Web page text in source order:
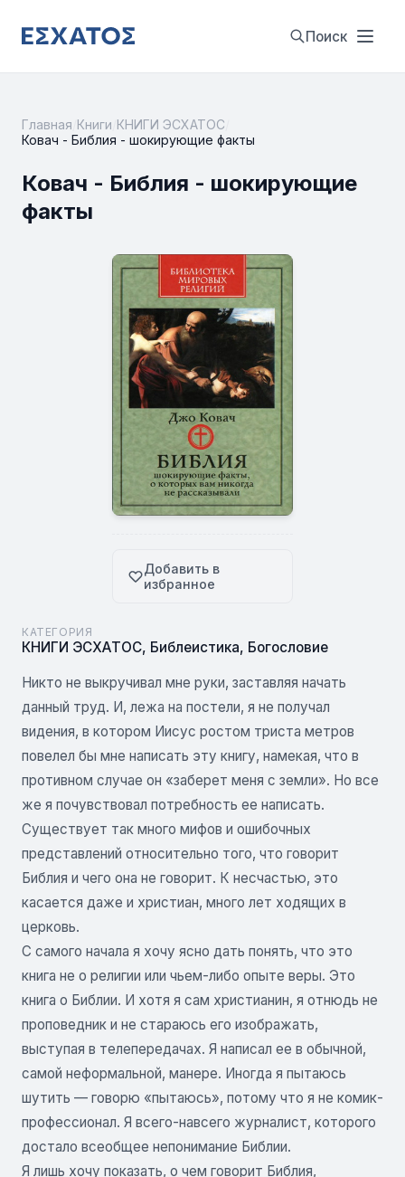
Поиск
Главная Книги КНИГИ ЭСХАТОС
Ковач - Библия - шокирующие факты
Ковач - Библия - шокирующие
факты
Добавить в
избранное
КАТЕГОРИЯ
КНИГИ ЭСХАТОС, Библеистика, Богословие
Никто не выкручивал мне руки, заставляя начать
данный труд. И, лежа на постели, я не получал
видения, в котором Иисус ростом триста метров
повелел бы мне написать эту книгу, намекая, что в
противном случае он «заберет меня с земли». Но все
же я почувствовал потребность ее написать.
Существует так много мифов и ошибочных
представлений относительно того, что говорит
Библия и чего она не говорит. К несчастью, это
касается даже и христиан, много лет ходящих в
церковь.
С самого начала я хочу ясно дать понять, что это
книга не о религии или чьем-либо опыте веры. Это
книга о Библии. И хотя я сам христианин, я отнюдь не
проповедник и не стараюсь его изображать,
выступая в телепередачах. Я написал ее в обычной,
самой неформальной, манере. Иногда я пытаюсь
шутить — говорю «пытаюсь», потому что я не комик-
профессионал. Я всего-навсего журналист, которого
достало всеобщее непонимание Библии.
Я лишь хочу показать, о чем говорит Библия,